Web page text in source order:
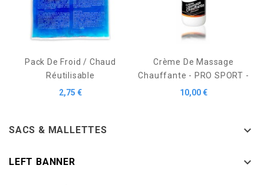
Pack De Froid / Chaud
Réutilisable
Prix
2,75 €
Crème De Massage
Chauffante - PRO SPORT -
Prix
10,00 €
SACS & MALLETTES 
LEFT BANNER 